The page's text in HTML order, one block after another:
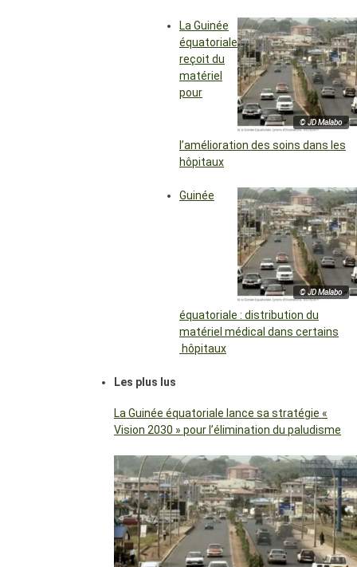
© JD Malabo
La Guinée
équatoriale
reçoit du
matériel
pour
l’amélioration des soins dans les
hôpitaux
© JD Malabo
Guinée
équatoriale : distribution du
matériel médical dans certains
hôpitaux
Les plus lus
La Guinée équatoriale lance sa stratégie «
Vision 2030 » pour l’élimination du paludisme